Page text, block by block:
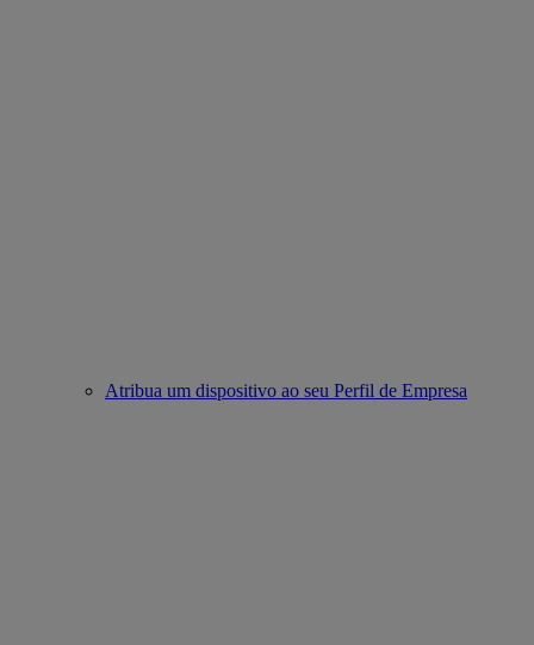
Atribua um dispositivo ao seu Perfil de Empresa